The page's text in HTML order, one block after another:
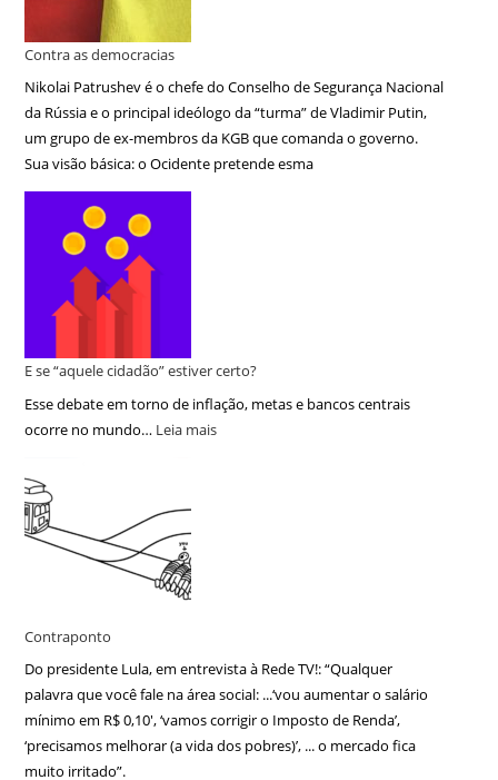
Contra as democracias
Nikolai Patrushev é o chefe do Conselho de Segurança Nacional
da Rússia e o principal ideólogo da “turma” de Vladimir Putin,
um grupo de ex-membros da KGB que comanda o governo.
Sua visão básica: o Ocidente pretende esma
E se “aquele cidadão” estiver certo?
Esse debate em torno de inflação, metas e bancos centrais
ocorre no mundo… Leia mais
Contraponto
Do presidente Lula, em entrevista à Rede TV!: “Qualquer
palavra que você fale na área social: ...‘vou aumentar o salário
mínimo em R$ 0,10′, ‘vamos corrigir o Imposto de Renda’,
‘precisamos melhorar (a vida dos pobres)’, ... o mercado fica
muito irritado”.